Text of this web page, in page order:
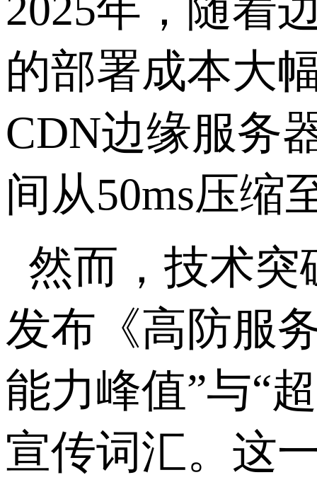
的部署成本大
CDN边缘服务
间从50ms压缩
然而，技术突
发布《高防服
能力峰值”与“
宣传词汇。这